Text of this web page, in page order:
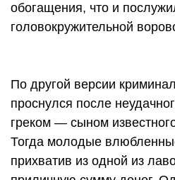
обогащения, что и
головокружительной
По другой версии
проснулся после
греком — сыном
Тогда молодые
прихватив из одной из